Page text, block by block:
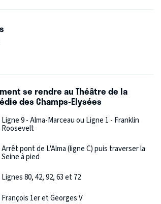
se rendre au Théâtre de la
des Champs-Elysées
Ligne 9 - Alma-Marceau ou Ligne 1 - Franklin
Roosevelt
Arrêt pont de L'Alma (ligne C) puis traverser la
Seine à pied
Lignes 80, 42, 92, 63 et 72
François 1er et Georges V